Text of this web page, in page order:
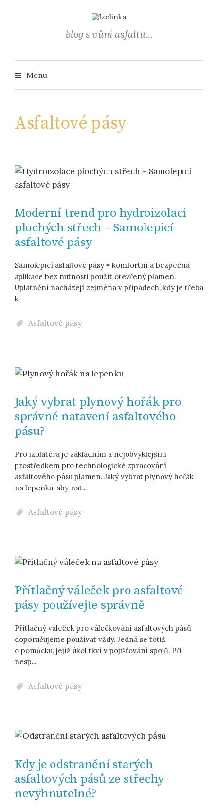
blog s vůní asfaltu…
Menu
Asfaltové pásy
Moderní trend pro hydroizolaci
plochých střech – Samolepicí
asfaltové pásy
Samolepicí asfaltové pásy = komfortní a bezpečná
aplikace bez nutnosti použít otevřený plamen.
Uplatnění nacházejí zejména v případech, kdy je třeba
k...
Asfaltové pásy
Jaký vybrat plynový hořák pro
správné natavení asfaltového
pásu?
Pro izolatéra je základním a nejobvyklejším
prostředkem pro technologické zpracování
asfaltového pásu plamen. Jaký vybrat plynový hořák
na lepenku, aby nat...
Asfaltové pásy
Přítlačný váleček pro asfaltové
pásy používejte správně
Přítlačný váleček pro válečkování asfaltových pásů
doporučujeme používat vždy. Jedná se totiž
o pomůcku, jejíž úkol tkví v pojišťování spojů. Při
nesp...
Asfaltové pásy
Kdy je odstranění starých
asfaltových pásů ze střechy
nevyhnutelné?